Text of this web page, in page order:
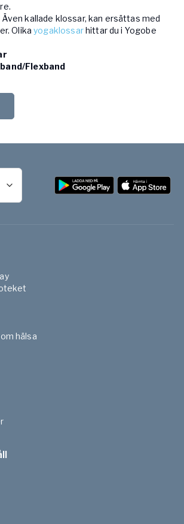
Även kallade klossar, kan ersättas med
Olikayogaklossarhittar du i Yogobe
Flexband
hälsa